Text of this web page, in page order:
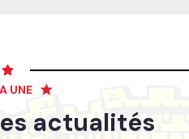
UNE
actualités